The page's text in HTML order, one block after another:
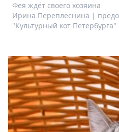
Фея ждёт своего хозяина
Ирина Переплеснина |
"Культурный кот Петербурга"